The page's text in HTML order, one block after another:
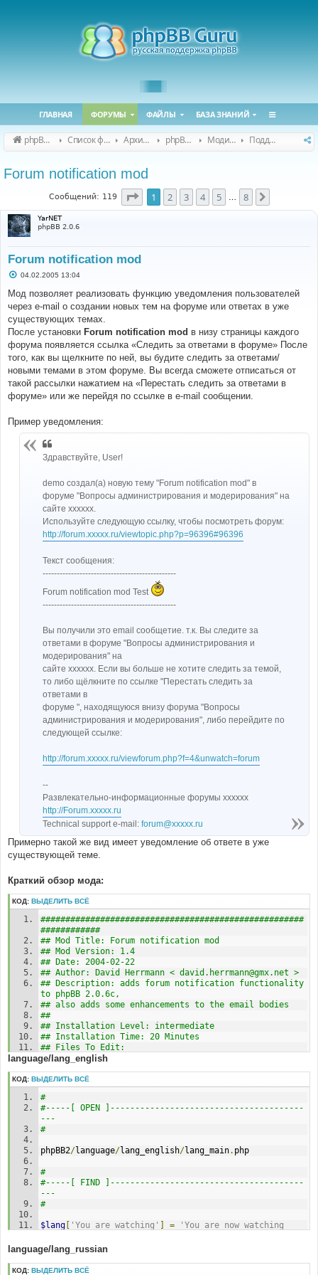
ГЛАВНАЯ ФОРУМЫ ФАЙЛЫ БАЗА ЗНАНИЙ
phpBB Guru Список форумов Архивные форумы phpBB 2.0.x (архив) Модификация phpBB 2.0.x Поддержка модов для phpBB 2.0.x
Forum notification mod
Сообщений: 119 Страница 1из8
1 2 3 4 5 8
YarNET
phpBB 2.0.6
Forum notification mod
С
о
б
щ
е
н
и
е
04.02.2005 13:04
Мод позволяет реализовать функцию уведомления пользователей
через e-mail о создании новых тем на форуме или ответах в уже
существующих темах.
После установки Forum notification mod в низу страницы каждого
форума появляется ссылка «Следить за ответами в форуме» После
того, как вы щелкните по ней, вы будите следить за ответами/
новыми темами в этом форуме. Вы всегда сможете отписаться от
такой рассылки нажатием на «Перестать следить за ответами в
форуме» или же перейдя по ссылке в e-mail сообщении.
Пример уведомления:
Здравствуйте, User!
demo создал(а) новую тему "Forum notification mod" в
форуме "Вопросы администрирования и модерирования" на
сайте xxxxxx.
Используйте следующую ссылку, чтобы посмотреть форум:
http://forum.xxxxx.ru/viewtopic.php?p=96396#96396
Текст сообщения:
-----------------------------------------------
Forum notification mod Test
-----------------------------------------------
Вы получили это email сообщетие. т.к. Вы следите за
ответами в форуме "Вопросы администрирования и
модерирования" на
сайте xxxxxx. Если вы больше не хотите следить за темой,
то либо щёлкните по ссылке "Перестать следить за
ответами в
форуме ", находящуюся внизу форума "Вопросы
администрирования и модерирования", либо перейдите по
следующей ссылке:
http://forum.xxxxx.ru/viewforum.php?f=4&unwatch=forum
--
Развлекательно-информационные форумы xxxxxx
http://Forum.xxxxx.ru
Technical support e-mail: forum@xxxxx.ru
Примерно такой же вид имеет уведомление об ответе в уже
существующей теме.
Краткий обзор мода:
КОД: ВЫДЕЛИТЬ ВСЁ
#####################################################
############
## Mod Title: Forum notification mod
## Mod Version: 1.4
## Date: 2004-02-22
## Author: David Herrmann < david.herrmann@gmx.net >
## Description: adds forum notification functionality
to phpBB 2.0.6c,
## also adds some enhancements to the email bodies
##
## Installation Level: intermediate
## Installation Time: 20 Minutes
## Files To Edit:
##                posting.php
##		  admin/admin_forums.php
##                includes/constants.php
##                includes/functions_post.php
##                language/lang_english/lang_main.php
##
language/lang_english/lang_admin.php
language/lang_english/email/topic_notify.tpl
templates/subSilver/viewforum_body.tpl
##
templates/subSilver/admin/forum_edit_body.tpl
##
##                language/lang_german/lang_admin.php
language/lang_german/email/topic_notify.tpl
##
## Files to Create:
language/lang_english
КОД: ВЫДЕЛИТЬ ВСЁ
#
#-----[ OPEN ]---------------------------------------
---
#
phpBB2/language/lang_english/lang_main. php
#
#-----[ FIND ]---------------------------------------
---
#
$lang 'You_are_watching' =
'You are now watching
#
#-----[ AFTER, ADD ]---------------------------------
language/lang_russian
КОД: ВЫДЕЛИТЬ ВСЁ